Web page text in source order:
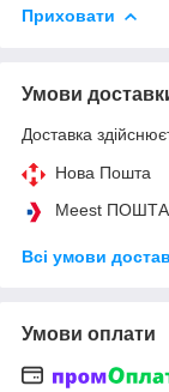
Приховати
Умови
Доставка
Нова Пошта
Meest ПОШТА
Всі умови
Умови оплати